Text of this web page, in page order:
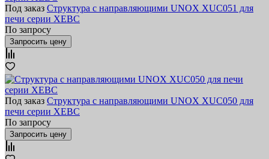
Под заказ Структура с направляющими UNOX XUC051 для
печи серии XEBC
По запросу
Запросить цену
Под заказ Структура с направляющими UNOX XUC050 для
печи серии XEBC
По запросу
Запросить цену